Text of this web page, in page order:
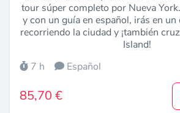
tour súper completo por Nueva
y con un guía en español, irás en
recorriendo la ciudad y ¡también
Island!
7 h
Español
85,70 €